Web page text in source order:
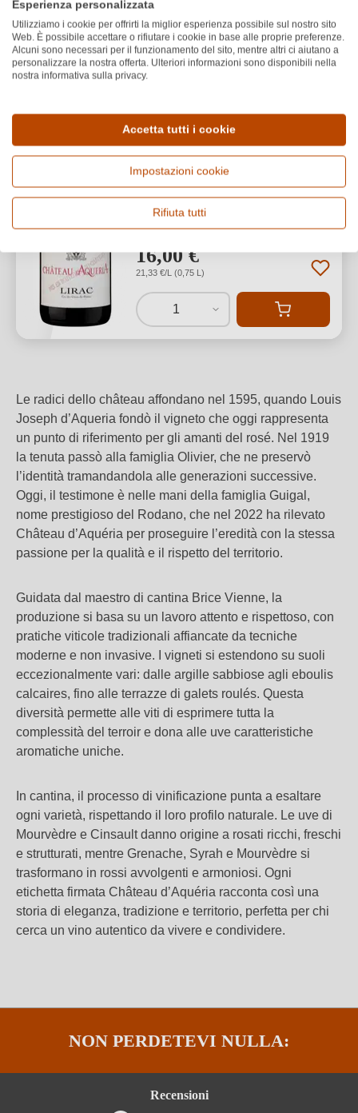
Château d'Aquéria
2023 Château d'Aqueria
Lirac Rouge AOP
Secco / Dry
16,00 €*
21,33 €/L (0,75 L)
1
Le radici dello château affondano nel 1595, quando Louis
Joseph d’Aqueria fondò il vigneto che oggi rappresenta
un punto di riferimento per gli amanti del rosé. Nel 1919
la tenuta passò alla famiglia Olivier, che ne preservò
l’identità tramandandola alle generazioni successive.
Oggi, il testimone è nelle mani della famiglia Guigal,
nome prestigioso del Rodano, che nel 2022 ha rilevato
Château d’Aquéria per proseguire l’eredità con la stessa
passione per la qualità e il rispetto del territorio.
Guidata dal maestro di cantina Brice Vienne, la
produzione si basa su un lavoro attento e rispettoso, con
pratiche viticole tradizionali affiancate da tecniche
moderne e non invasive. I vigneti si estendono su suoli
eccezionalmente vari: dalle argille sabbiose agli eboulis
calcaires, fino alle terrazze di galets roulés. Questa
diversità permette alle viti di esprimere tutta la
complessità del terroir e dona alle uve caratteristiche
aromatiche uniche.
In cantina, il processo di vinificazione punta a esaltare
ogni varietà, rispettando il loro profilo naturale. Le uve di
Mourvèdre e Cinsault danno origine a rosati ricchi, freschi
e strutturati, mentre Grenache, Syrah e Mourvèdre si
trasformano in rossi avvolgenti e armoniosi. Ogni
etichetta firmata Château d’Aquéria racconta così una
storia di eleganza, tradizione e territorio, perfetta per chi
cerca un vino autentico da vivere e condividere.
NON PERDETEVI NULLA:
Recensioni
Esperienza personalizzata
Utilizziamo i cookie per offrirti la miglior esperienza possibile sul nostro sito
Web. È possibile accettare o rifiutare i cookie in base alle proprie preferenze.
Alcuni sono necessari per il funzionamento del sito, mentre altri ci aiutano a
personalizzare la nostra offerta. Ulteriori informazioni sono disponibili nella
nostra informativa sulla privacy.
Accetta tutti i cookie
Impostazioni cookie
Rifiuta tutti